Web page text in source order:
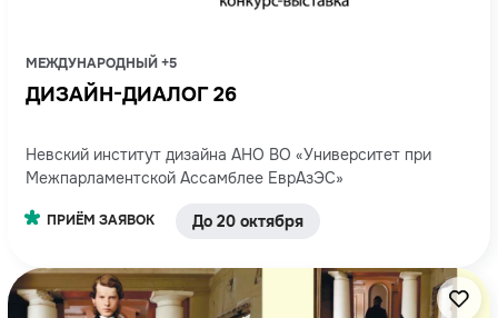
МЕЖДУНАРОДНЫЙ +5
ДИЗАЙН-ДИАЛОГ 26
Невский институт дизайна АНО ВО «Университет при
Межпарламентской Ассамблее ЕврАзЭС»
ПРИЁМ ЗАЯВОК До 20 октября